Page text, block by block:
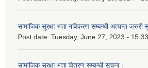
सामाजिक सुरक्षा भत्ता नविकरण सम्बन्धी अत्यन्त जरुरी
Post date: Tuesday, June 27, 2023 - 15:33
सामाजिक सुरक्षा भत्ता वितरण सम्बन्धी सूचना।